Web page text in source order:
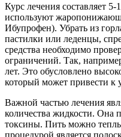
Курс лечения составляет
используют
Ибупрофен). Убрать из
пастилки или леденцы,
средства необходимо
ограничений. Так,
лет. Это обусловлено
который может привести к
Важной частью лечения
количества жидкости. Она
токсины. Пить можно
процедурой является